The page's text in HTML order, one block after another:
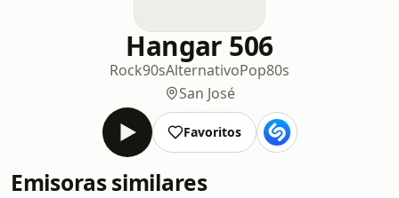
Hangar 506
Rock90sAlternativoPop80s
San José
Favoritos
Emisoras similares